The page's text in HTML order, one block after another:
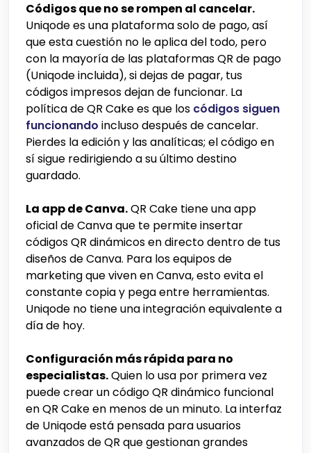
Códigos que no se rompen al cancelar.
Uniqode es una plataforma solo de pago, así
que esta cuestión no le aplica del todo, pero
con la mayoría de las plataformas QR de pago
(Uniqode incluida), si dejas de pagar, tus
códigos impresos dejan de funcionar. La
política de QR Cake es que los códigos siguen
funcionando incluso después de cancelar.
Pierdes la edición y las analíticas; el código en
sí sigue redirigiendo a su último destino
guardado.
La app de Canva.QR Cake tiene una app
oficial de Canva que te permite insertar
códigos QR dinámicos en directo dentro de tus
diseños de Canva. Para los equipos de
marketing que viven en Canva, esto evita el
constante copia y pega entre herramientas.
Uniqode no tiene una integración equivalente a
día de hoy.
Configuración más rápida para no
especialistas.Quien lo usa por primera vez
puede crear un código QR dinámico funcional
en QR Cake en menos de un minuto. La interfaz
de Uniqode está pensada para usuarios
avanzados de QR que gestionan grandes